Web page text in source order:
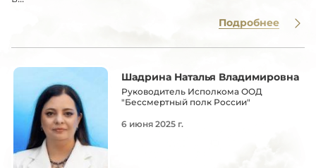
Подробнее
Шадрина Наталья Владимировна
Руководитель Исполкома ООД
"Бессмертный полк России"
6 июня 2025 г.